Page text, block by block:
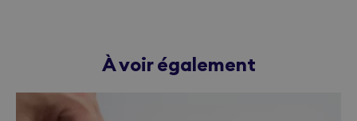
À voir également